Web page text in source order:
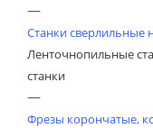
—
Станки сверлильные
Ленточнопильные
станки
—
Фрезы корончатые,